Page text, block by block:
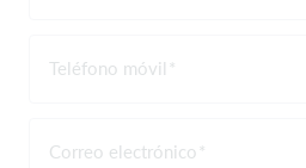
Teléfono móvil
Correo electrónico